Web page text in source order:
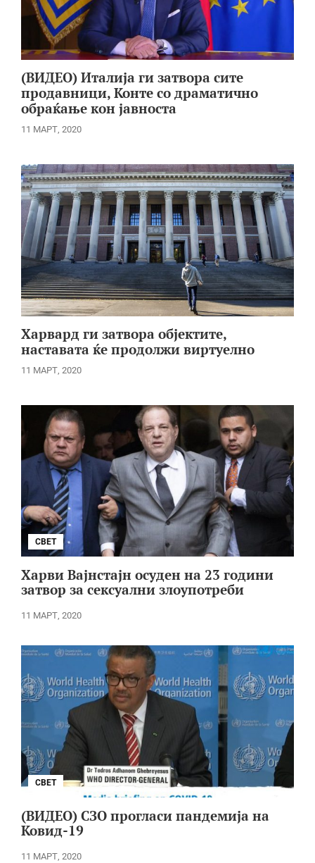
(ВИДЕО) Италија ги затвора сите
продавници, Конте со драматично
обраќање кон јавноста
11 МАРТ, 2020
Харвард ги затвора објектите,
наставата ќе продолжи виртуелно
11 МАРТ, 2020
СВЕТ
Харви Вајнстајн осуден на 23 години
затвор за сексуални злоупотреби
11 МАРТ, 2020
СВЕТ
(ВИДЕО) СЗО прогласи пандемија на
Ковид-19
11 МАРТ, 2020